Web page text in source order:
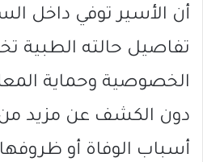
أن الأسير توفي داخل
تفاصيل حالته الطبية
الخصوصية وحماية
دون الكشف عن مزيد
أسباب الوفاة أو